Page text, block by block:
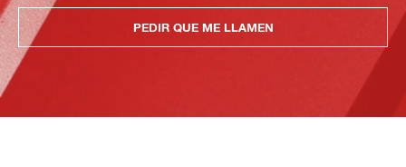
PEDIR QUE ME LLAMEN